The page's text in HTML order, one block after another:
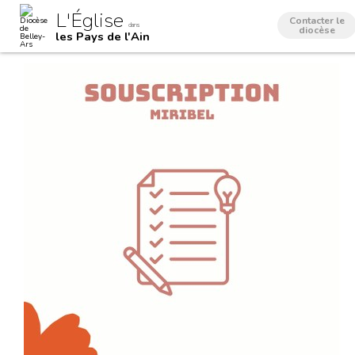
contenu.
Outils
personnels
L'Église dans
les Pays de l'Ain
Contacter le
diocèse